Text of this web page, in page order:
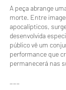
A peça abrange
morte. Entre
apocalípticos,
desenvolvida
público vê um
performance que
permanecerá nas